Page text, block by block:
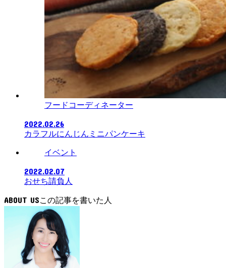
フードコーディネーター
2022.02.26
カラフルにんじんミニパンケーキ
イベント
2022.02.07
おせち請負人
ABOUT US